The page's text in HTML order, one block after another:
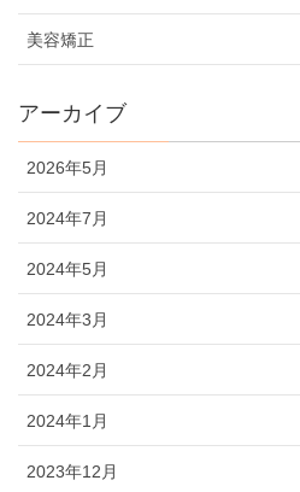
美容矯正
アーカイブ
2026年5月
2024年7月
2024年5月
2024年3月
2024年2月
2024年1月
2023年12月